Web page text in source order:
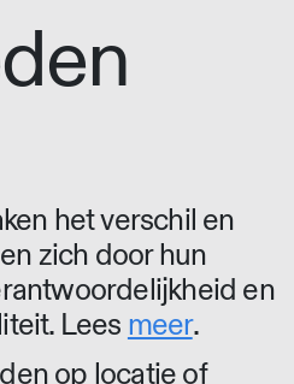
het verschil en
zich door hun
en
Lees meer.
op locatie of